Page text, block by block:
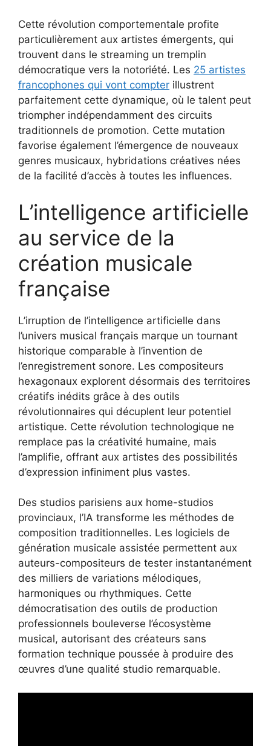
Cette révolution comportementale profite
particulièrement aux artistes émergents, qui
trouvent dans le streaming un tremplin
démocratique vers la notoriété. Les 25 artistes
francophones qui vont compter illustrent
parfaitement cette dynamique, où le talent peut
triompher indépendamment des circuits
traditionnels de promotion. Cette mutation
favorise également l’émergence de nouveaux
genres musicaux, hybridations créatives nées
de la facilité d’accès à toutes les influences.
L’intelligence artificielle
au service de la
création musicale
française
L’irruption de l’intelligence artificielle dans
l’univers musical français marque un tournant
historique comparable à l’invention de
l’enregistrement sonore. Les compositeurs
hexagonaux explorent désormais des territoires
créatifs inédits grâce à des outils
révolutionnaires qui décuplent leur potentiel
artistique. Cette révolution technologique ne
remplace pas la créativité humaine, mais
l’amplifie, offrant aux artistes des possibilités
d’expression infiniment plus vastes.
Des studios parisiens aux home-studios
provinciaux, l’IA transforme les méthodes de
composition traditionnelles. Les logiciels de
génération musicale assistée permettent aux
auteurs-compositeurs de tester instantanément
des milliers de variations mélodiques,
harmoniques ou rhythmiques. Cette
démocratisation des outils de production
professionnels bouleverse l’écosystème
musical, autorisant des créateurs sans
formation technique poussée à produire des
œuvres d’une qualité studio remarquable.